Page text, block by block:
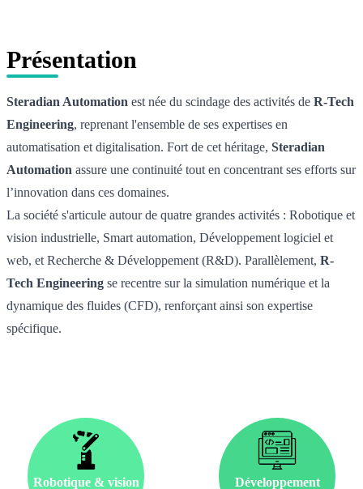
Présentation
Steradian Automation est née du scindage des activités de R-Tech
Engineering, reprenant l'ensemble de ses expertises en
automatisation et digitalisation. Fort de cet héritage, Steradian
Automation assure une continuité tout en concentrant ses efforts sur
l’innovation dans ces domaines.
La société s'articule autour de quatre grandes activités : Robotique et
vision industrielle, Smart automation, Développement logiciel et
web, et Recherche & Développement (R&D). Parallèlement, R-
Tech Engineering se recentre sur la simulation numérique et la
dynamique des fluides (CFD), renforçant ainsi son expertise
spécifique.
Robotique & vision Développement